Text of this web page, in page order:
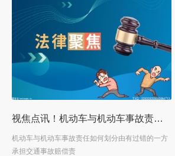
视焦点讯！机动车与机动车事故责任如何划分（机动车与非机动车发生交通事故责任划分）
机动车与机动车事故责任如何划分由有过错的一方
承担交通事故赔偿责